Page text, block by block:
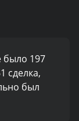
было 197
сделка,
был